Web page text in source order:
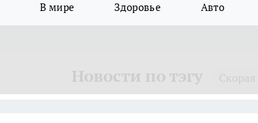
В мире Здоровье Авто